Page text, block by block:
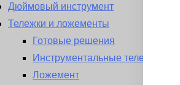
Дюймовый инструмент
Тележки и ложементы
Готовые решения
Инструментальные тележки
Ложемент